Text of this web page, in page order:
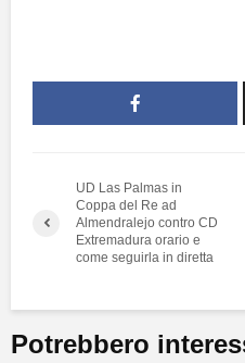
UD Las Palmas in
Coppa del Re ad
Almendralejo contro CD
Extremadura orario e
come seguirla in diretta
Potrebbero